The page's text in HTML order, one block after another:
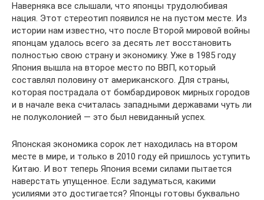
Наверняка все слышали, что японцы трудолюбивая
нация. Этот стереотип появился не на пустом месте. Из
истории нам известно, что после Второй мировой войны
японцам удалось всего за десять лет восстановить
полностью свою страну и экономику. Уже в 1985 году
Япония вышла на второе место по ВВП, который
составлял половину от американского. Для страны,
которая пострадала от бомбардировок мирных городов
и в начале века считалась западными державами чуть ли
не полуколонией — это был невиданный успех.
Японская экономика сорок лет находилась на втором
месте в мире, и только в 2010 году ей пришлось уступить
Китаю. И вот теперь Япония всеми силами пытается
наверстать упущенное. Если задуматься, какими
усилиями это достигается? Японцы готовы буквально